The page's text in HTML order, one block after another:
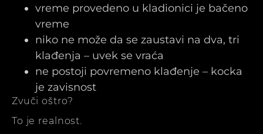
vreme provedeno u kladionici je bačeno
vreme
niko ne može da se zaustavi na dva, tri
klađenja – uvek se vraća
ne postoji povremeno klađenje – kocka
je zavisnost
Zvuči oštro?
To je realnost.